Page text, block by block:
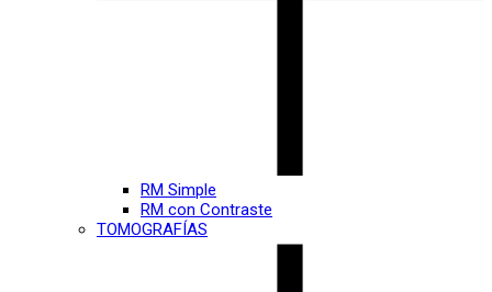
RM Simple
RM con Contraste
TOMOGRAFÍAS